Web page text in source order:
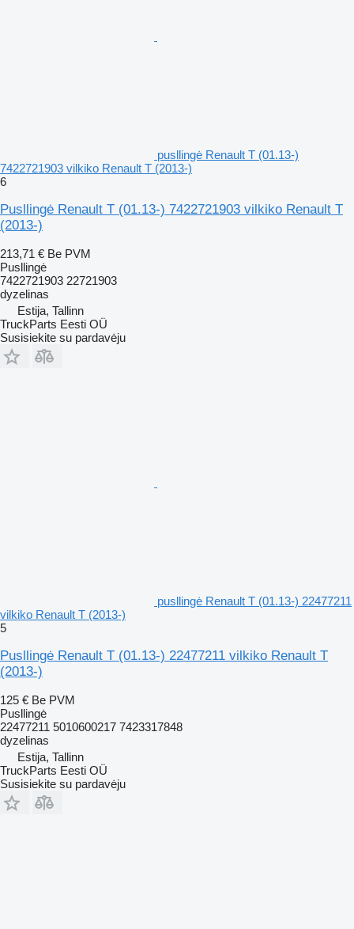
pusllingė Renault T (01.13-)
7422721903 vilkiko Renault T (2013-)
6
Pusllingė Renault T (01.13-) 7422721903 vilkiko Renault T
(2013-)
213,71 € Be PVM
Pusllingė
7422721903 22721903
dyzelinas
Estija, Tallinn
TruckParts Eesti OÜ
Susisiekite su pardavėju
pusllingė Renault T (01.13-) 22477211
vilkiko Renault T (2013-)
5
Pusllingė Renault T (01.13-) 22477211 vilkiko Renault T
(2013-)
125 € Be PVM
Pusllingė
22477211 5010600217 7423317848
dyzelinas
Estija, Tallinn
TruckParts Eesti OÜ
Susisiekite su pardavėju